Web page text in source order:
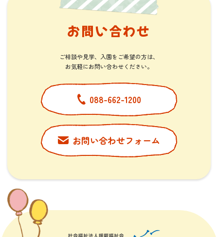
お問い合わせ
ご相談や見学、入園をご希望の方は、
​​​​​​​お気軽にお問い合わせください。
088-662-1200
お問い合わせフォーム